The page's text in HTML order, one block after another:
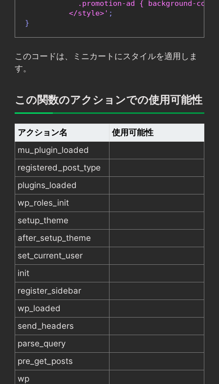
.promotion-ad { background-
          </style>'
;
}
このコードは、ミニカートにスタイルを適用しま
す。
この関数のアクションでの使用可能性
アクション名
使用可能性
mu_plugin_loaded
registered_post_type
plugins_loaded
wp_roles_init
setup_theme
after_setup_theme
set_current_user
init
register_sidebar
wp_loaded
send_headers
parse_query
pre_get_posts
wp